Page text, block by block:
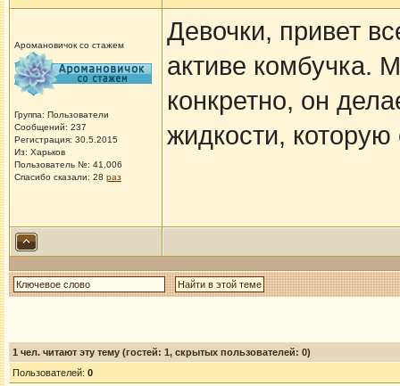
Аромановичок со стажем
Группа: Пользователи
Сообщений: 237
Регистрация: 30.5.2015
Из: Харьков
Пользователь №: 41,006
Спасибо сказали: 28 раз
Девочки, привет
активе комбучка.
конкретно, он
жидкости, которую
1 чел. читают эту тему (гостей: 1, скрытых пользователей: 0)
Пользователей: 0